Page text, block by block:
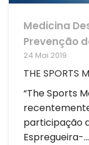
Medicina
Prevenção
24 Mai 2019
THE SPORTS
“The Sports
participação
Espregueira-...